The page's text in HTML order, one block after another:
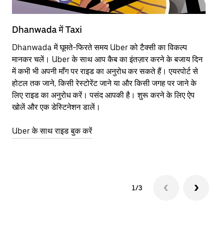
Dhanwada में Taxi
Dhanwada में घूमते-फिरते समय Uber को टैक्सी का विकल्प
मानकर चलें। Uber के साथ आप कैब का इंतज़ार करने के बजाय दिन
में कभी भी अपनी माँग पर राइड का अनुरोध कर सकते हैं। एयरपोर्ट से
होटल तक जाने, किसी रेस्टोरेंट जाने या और किसी जगह पर जाने के
लिए राइड का अनुरोध करें। पसंद आपकी है। शुरू करने के लिए ऐप
खोलें और एक डेस्टिनेशन डालें।
Uber के साथ राइड बुक करें
1/3